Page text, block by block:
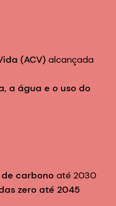
(ACV) alcançada
a água e o uso do
de carbono até 2030
zero até 2045